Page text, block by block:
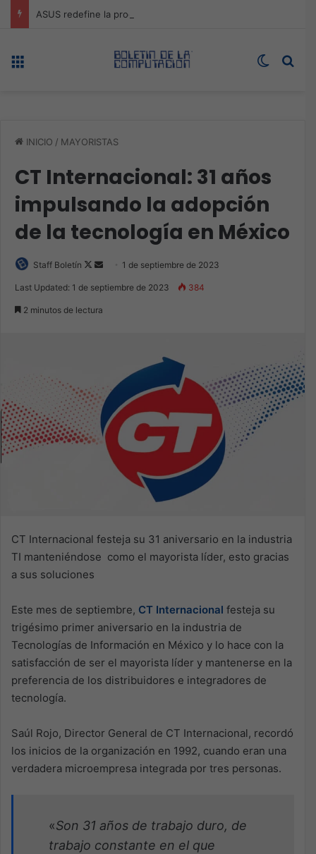
Switch
INICIO / MAYORISTAS
CT Internacional: 31 años
impulsando la adopción
de la tecnología en México
Staff Boletín
Follow
Send 1 de septiembre de 2023
Last Updated: 1 de septiembre de 2023 384
2 minutos de lectura
CT Internacional festeja su 31 aniversario en la industria
TI manteniéndose como el mayorista líder, esto gracias
a sus soluciones
Este mes de septiembre, CT Internacional festeja su
trigésimo primer aniversario en la industria de
Tecnologías de Información en México y lo hace con la
satisfacción de ser el mayorista líder y mantenerse en la
preferencia de los distribuidores e integradores de
tecnología.
Saúl Rojo, Director General de CT Internacional, recordó
los inicios de la organización en 1992, cuando eran una
verdadera microempresa integrada por tres personas.
«Son 31 años de trabajo duro, de
trabajo constante en el que